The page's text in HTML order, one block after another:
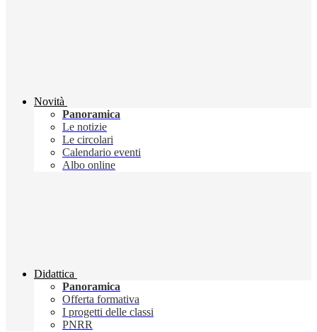
Novità
Panoramica
Le notizie
Le circolari
Calendario eventi
Albo online
Didattica
Panoramica
Offerta formativa
I progetti delle classi
PNRR